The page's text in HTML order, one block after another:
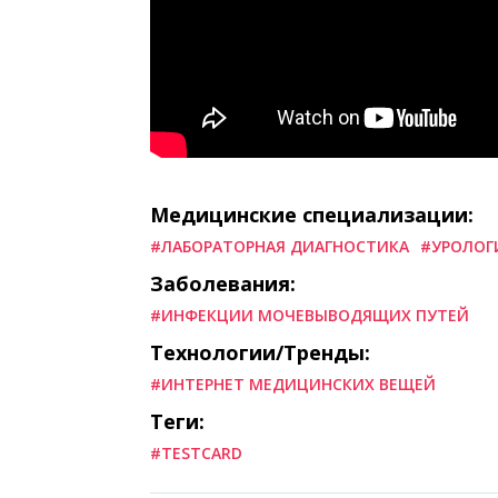
Медицинские специализации:
#ЛАБОРАТОРНАЯ ДИАГНОСТИКА
Заболевания:
#ИНФЕКЦИИ МОЧЕВЫВОДЯЩИХ ПУТЕЙ
Технологии/Тренды:
#ИНТЕРНЕТ МЕДИЦИНСКИХ ВЕЩЕЙ
Теги:
#TESTCARD